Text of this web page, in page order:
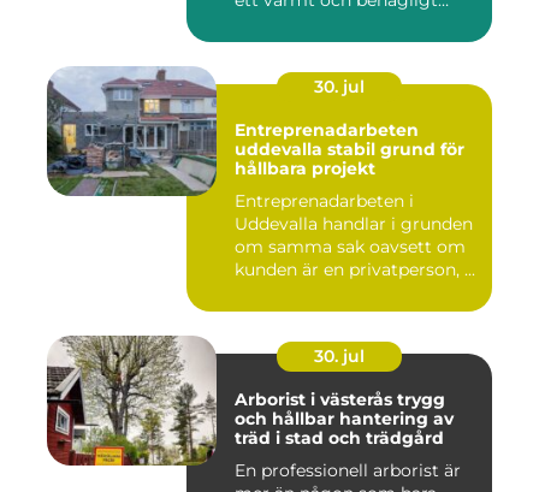
30. jul
Entreprenadarbeten
uddevalla stabil grund för
hållbara projekt
Entreprenadarbeten i
Uddevalla handlar i grunden
om samma sak oavsett om
kunden är en privatperson, ...
30. jul
Arborist i västerås trygg
och hållbar hantering av
träd i stad och trädgård
En professionell arborist är